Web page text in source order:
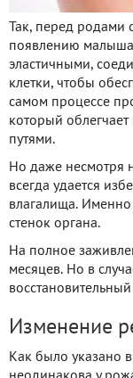
Так, перед родами
появлению малыша:
эластичными,
клетки, чтобы
самом процессе
который
путями.
Но даже несмотря
всегда удается
влагалища. Именно
стенок органа.
На полное
месяцев. Но в
Изменение
Как было указано